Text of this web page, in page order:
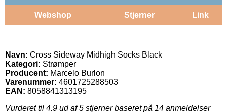
Webshop Stjerner Link
Navn: Cross Sideway Midhigh Socks Black
Kategori: Strømper
Producent: Marcelo Burlon
Varenummer: 4601725288503
EAN: 8058841313195
Vurderet til 4.9 ud af 5 stjerner baseret på 14 anmeldelser